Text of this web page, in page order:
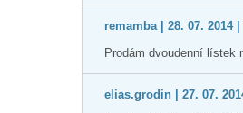
remamba | 28. 07. 2014 |
Prodám dvoudenní lístek
elias.grodin | 27. 07.